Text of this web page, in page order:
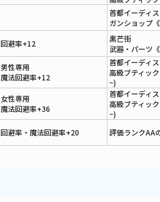
首都イーディス
ガンショップ
回避率+12
黒芒街
武器・パーツ
男性専用
魔法回避率+12
首都イーディス
高級ブティッ
~)
女性専用
魔法回避率+36
首都イーディス
高級ブティッ
~)
回避率・魔法回避率+20 評価ランクAA